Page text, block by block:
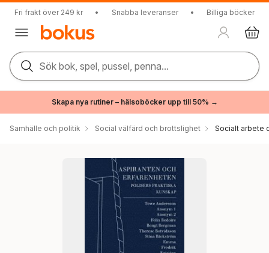
Fri frakt över 249 kr • Snabba leveranser • Billiga böcker
Sök bok, spel, pussel, penna...
Skapa nya rutiner – hälsoböcker upp till 50% →
Samhälle och politik Social välfärd och brottslighet Socialt arbete